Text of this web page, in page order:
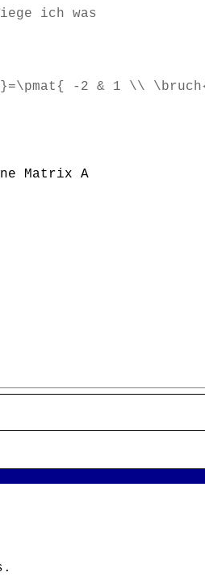
ich was
-2 & 1 \\
Matrix A